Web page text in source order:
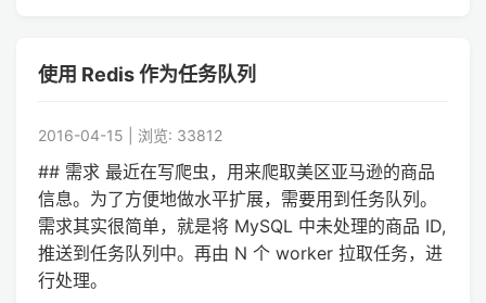
使用 Redis 作为任务队列
2016-04-15 | 浏览: 33812
## 需求 最近在写爬虫，用来爬取美区亚马逊的商品
信息。为了方便地做水平扩展，需要用到任务队列。
需求其实很简单，就是将 MySQL 中未处理的商品 ID,
推送到任务队列中。再由 N 个 worker 拉取任务，进
行处理。